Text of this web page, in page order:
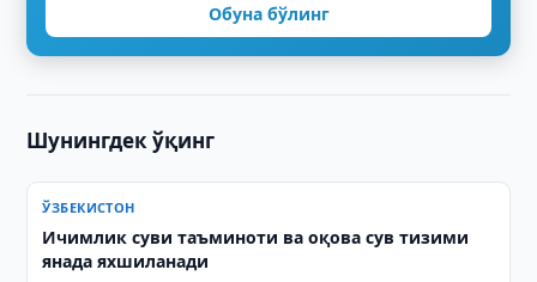
Обуна бўлинг
Шунингдек ўқинг
ЎЗБЕКИСТОН
Ичимлик суви таъминоти ва оқова сув тизими
янада яхшиланади